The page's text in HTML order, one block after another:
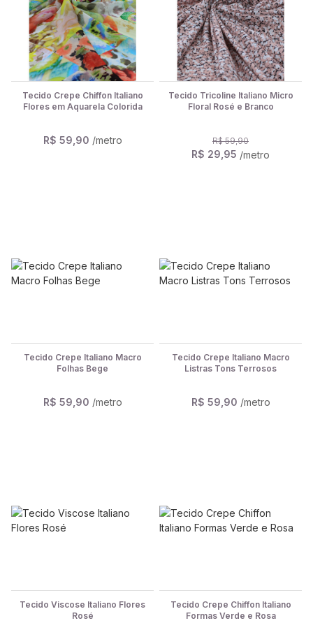
Tecido Crepe Chiffon Italiano
Flores em Aquarela Colorida
R$ 59,90 /metro
Tecido Tricoline Italiano Micro
Floral Rosé e Branco
R$ 59,90
R$ 29,95 /metro
Tecido Crepe Italiano Macro
Folhas Bege
R$ 59,90 /metro
Tecido Crepe Italiano Macro
Listras Tons Terrosos
R$ 59,90 /metro
Tecido Viscose Italiano Flores
Rosé
Tecido Crepe Chiffon Italiano
Formas Verde e Rosa